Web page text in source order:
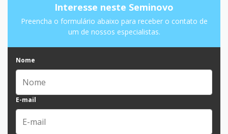
Interesse neste Seminovo
Preencha o formulário abaixo para receber o contato de
um de nossos especialistas.
Nome
E-mail